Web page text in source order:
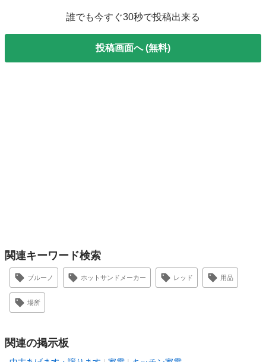
誰でも今すぐ30秒で投稿出来る
投稿画面へ (無料)
関連キーワード検索
ブルーノ ホットサンドメーカー レッド 用品
場所
関連の掲示板